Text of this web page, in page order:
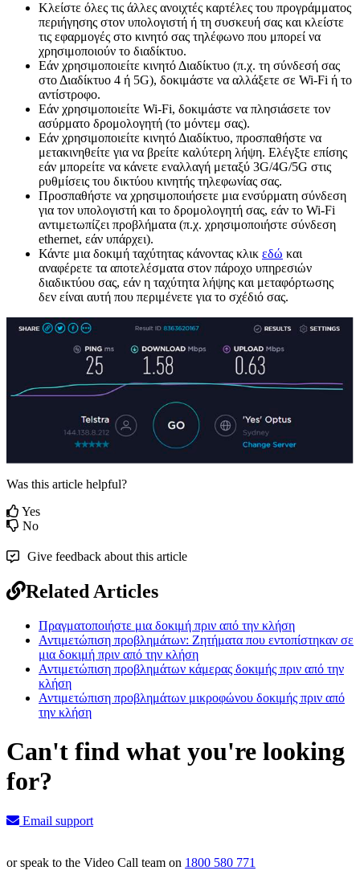
Κλείστε όλες τις άλλες ανοιχτές καρτέλες του προγράμματος
περιήγησης στον υπολογιστή ή τη συσκευή σας και κλείστε
τις εφαρμογές στο κινητό σας τηλέφωνο που μπορεί να
χρησιμοποιούν το διαδίκτυο.
Εάν χρησιμοποιείτε κινητό Διαδίκτυο (π.χ. τη σύνδεσή σας
στο Διαδίκτυο 4 ή 5G), δοκιμάστε να αλλάξετε σε Wi-Fi ή το
αντίστροφο.
Εάν χρησιμοποιείτε Wi-Fi, δοκιμάστε να πλησιάσετε τον
ασύρματο δρομολογητή (το μόντεμ σας).
Εάν χρησιμοποιείτε κινητό Διαδίκτυο, προσπαθήστε να
μετακινηθείτε για να βρείτε καλύτερη λήψη. Ελέγξτε επίσης
εάν μπορείτε να κάνετε εναλλαγή μεταξύ 3G/4G/5G στις
ρυθμίσεις του δικτύου κινητής τηλεφωνίας σας.
Προσπαθήστε να χρησιμοποιήσετε μια ενσύρματη σύνδεση
για τον υπολογιστή και το δρομολογητή σας, εάν το Wi-Fi
αντιμετωπίζει προβλήματα (π.χ. χρησιμοποιήστε σύνδεση
ethernet, εάν υπάρχει).
Κάντε μια δοκιμή ταχύτητας κάνοντας κλικ εδώ και
αναφέρετε τα αποτελέσματα στον πάροχο υπηρεσιών
διαδικτύου σας, εάν η ταχύτητα λήψης και μεταφόρτωσης
δεν είναι αυτή που περιμένετε για το σχέδιό σας.
Was this article helpful?
Yes
No
Give feedback about this article
Related Articles
Πραγματοποιήστε μια δοκιμή πριν από την κλήση
Αντιμετώπιση προβλημάτων: Ζητήματα που εντοπίστηκαν σε
μια δοκιμή πριν από την κλήση
Αντιμετώπιση προβλημάτων κάμερας δοκιμής πριν από την
κλήση
Αντιμετώπιση προβλημάτων μικροφώνου δοκιμής πριν από
την κλήση
Can't find what you're looking
for?
Email support
or speak to the Video Call team on 1800 580 771